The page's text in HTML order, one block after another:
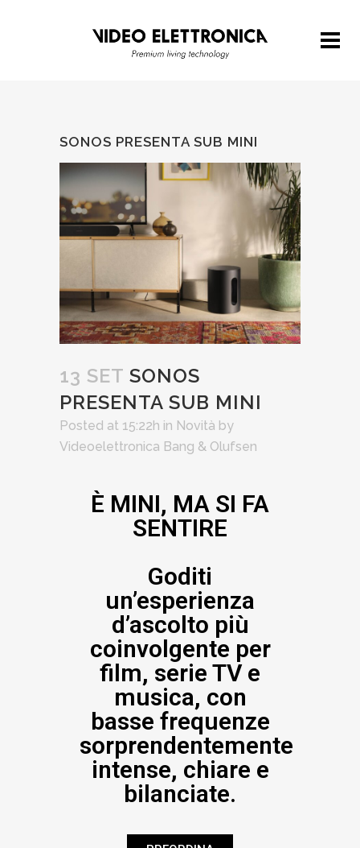
SONOS PRESENTA SUB MINI
13 SET SONOS
PRESENTA SUB MINI
Posted at 15:22h in Novità by
Videoelettronica Bang & Olufsen
È MINI, MA SI FA
SENTIRE
Goditi
un’esperienza
d’ascolto più
coinvolgente per
film, serie TV e
musica, con
basse frequenze
sorprendentemente
intense, chiare e
bilanciate.